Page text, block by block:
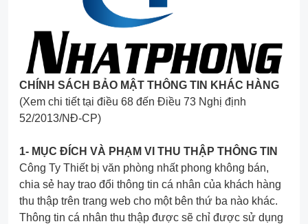
CHÍNH SÁCH BẢO MẬT THÔNG TIN KHÁC HÀNG
(Xem chi tiết tại điều 68 đến Điều 73 Nghị định
52/2013/NĐ-CP)
1- MỤC ĐÍCH VÀ PHẠM VI THU THẬP THÔNG TIN
Công Ty Thiết bị văn phòng nhất phong không bán,
chia sẻ hay trao đổi thông tin cá nhân của khách hàng
thu thập trên trang web cho một bên thứ ba nào khác.
Thông tin cá nhân thu thập được sẽ chỉ được sử dụng